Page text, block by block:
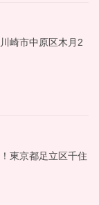
崎市中原区木月2
東京都足立区千住